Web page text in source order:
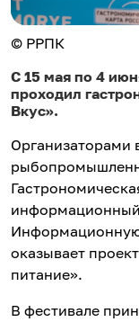
© РРПК
С 15 мая по 4
проходил
Вкус».
Организаторами
оказывает
питание».
В фестивале